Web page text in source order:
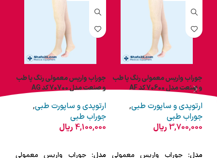
جوراب واریس معمولی رنگ پا طب
و صنعت مدل 70600 کد AF
ارتوپدی و ساپورت طبی,
جوراب طبی
3,700,000 ریال
مدل: جوراب واریس معمولی
جوراب واریس معمولی رنگ پا طب
و صنعت مدل 70700 کد AG
ارتوپدی و ساپورت طبی,
جوراب طبی
4,100,000 ریال
مدل: جوراب واریس معمولی